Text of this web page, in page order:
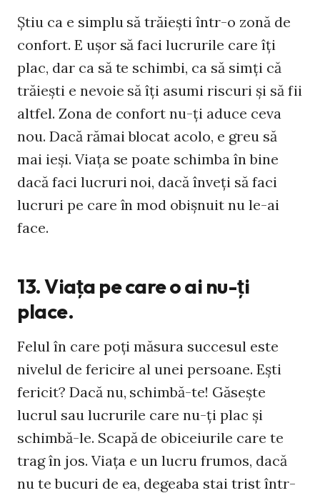
Ştiu ca e simplu să trăieşti într-o zonă de
confort. E uşor să faci lucrurile care îţi
plac, dar ca să te schimbi, ca să simţi că
trăieşti e nevoie să îţi asumi riscuri şi să fii
altfel. Zona de confort nu-ţi aduce ceva
nou. Dacă rămai blocat acolo, e greu să
mai ieşi. Viaţa se poate schimba în bine
dacă faci lucruri noi, dacă înveţi să faci
lucruri pe care în mod obişnuit nu le-ai
face.
13. Viaţa pe care o ai nu-ţi
place.
Felul în care poţi măsura succesul este
nivelul de fericire al unei persoane. Eşti
fericit? Dacă nu, schimbă-te! Găseşte
lucrul sau lucrurile care nu-ţi plac şi
schimbă-le. Scapă de obiceiurile care te
trag în jos. Viaţa e un lucru frumos, dacă
nu te bucuri de ea, degeaba stai trist într-